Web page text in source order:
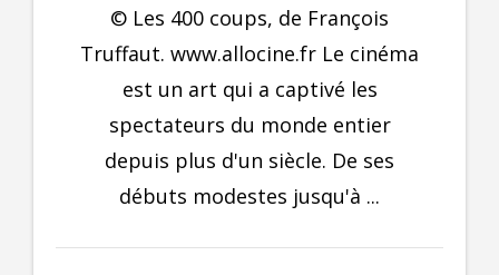
© Les 400 coups, de François
Truffaut. www.allocine.fr Le cinéma
est un art qui a captivé les
spectateurs du monde entier
depuis plus d'un siècle. De ses
débuts modestes jusqu'à ...